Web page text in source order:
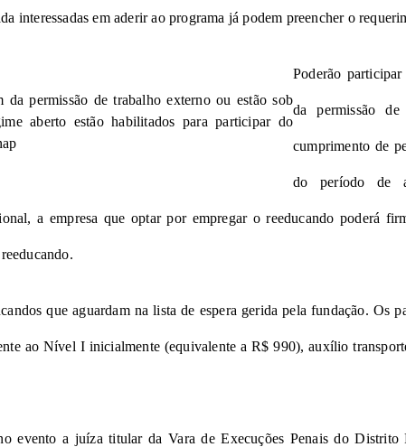
interessadas em aderir ao programa já podem preencher o
da permissão de trabalho externo ou estão sob
aberto estão habilitados para participar do
Poderão
da permissão
cumprimento de
do período de
a empresa que optar por empregar o reeducando poderá
que aguardam na lista de espera gerida pela fundação. Os
ao Nível I inicialmente (equivalente a R$ 990), auxílio
evento a juíza titular da Vara de Execuções Penais do